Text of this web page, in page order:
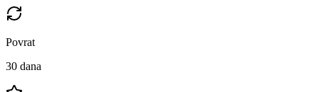
Povrat
30 dana